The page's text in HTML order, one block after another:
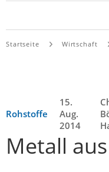
Startseite Wirtschaft
Rohstoffe
15.
Aug.
2014
Metall